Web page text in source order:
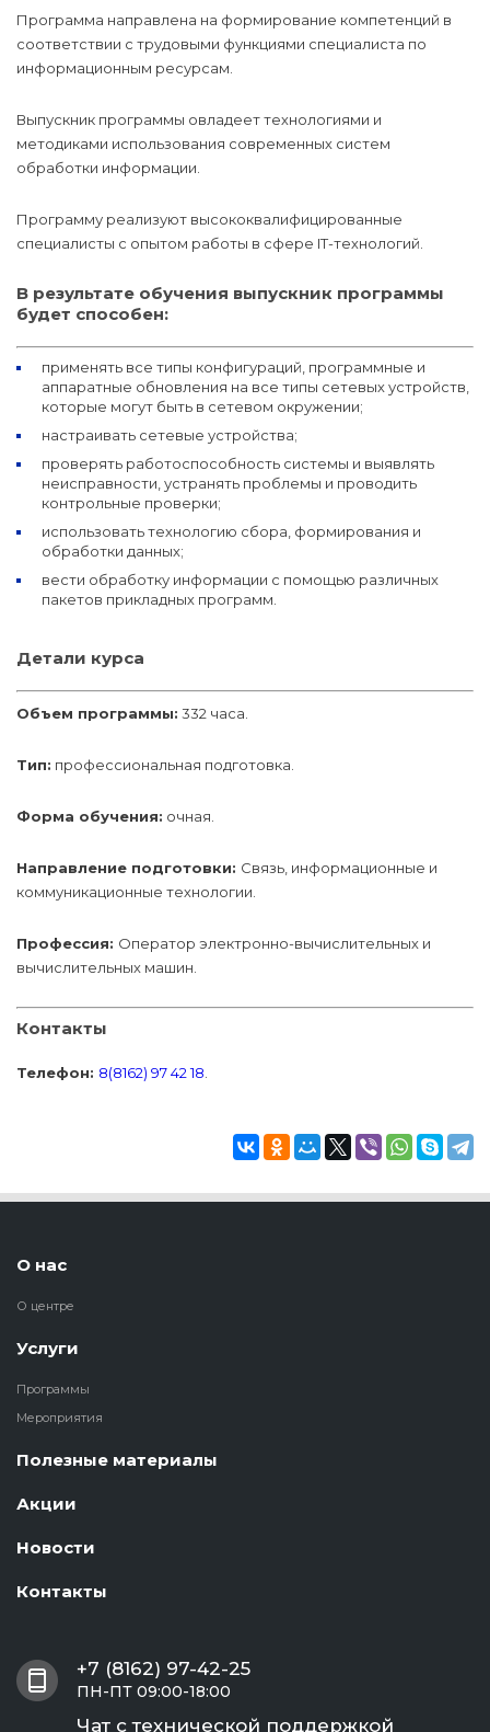
Программа направлена на формирование компетенций в
соответствии с трудовыми функциями специалиста по
информационным ресурсам.
Выпускник программы овладеет технологиями и
методиками использования современных систем
обработки информации.
Программу реализуют высококвалифицированные
специалисты с опытом работы в сфере IТ-технологий.
В результате обучения выпускник программы
будет способен:
применять все типы конфигураций, программные и
аппаратные обновления на все типы сетевых устройств,
которые могут быть в сетевом окружении;
настраивать сетевые устройства;
проверять работоспособность системы и выявлять
неисправности, устранять проблемы и проводить
контрольные проверки;
использовать технологию сбора, формирования и
обработки данных;
вести обработку информации с помощью различных
пакетов прикладных программ.
Детали курса
Объем программы: 332 часа.
Тип: профессиональная подготовка.
Форма обучения: очная.
Направление подготовки: Связь, информационные и
коммуникационные технологии.
Профессия: Оператор электронно-вычислительных и
вычислительных машин.
Контакты
Телефон: 8(8162) 97 42 18
О нас
О центре
Услуги
Программы
Мероприятия
Полезные материалы
Акции
Новости
Контакты
+7 (8162) 97-42-25
ПН-ПТ 09:00-18:00
Чат с технической поддержкой